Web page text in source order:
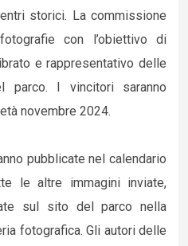
storici. La commissione
con l’obiettivo di
e rappresentativo delle
parco. I vincitori saranno
novembre 2024.
pubblicate nel calendario
le altre immagini inviate,
sul sito del parco nella
fotografica. Gli autori delle